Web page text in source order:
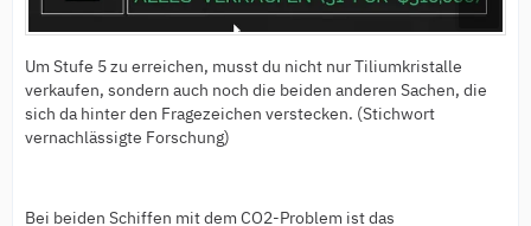
Um Stufe 5 zu erreichen, musst du nicht nur Tiliumkristalle
verkaufen, sondern auch noch die beiden anderen Sachen, die
sich da hinter den Fragezeichen verstecken. (Stichwort
vernachlässigte Forschung)
Bei beiden Schiffen mit dem CO2-Problem ist das